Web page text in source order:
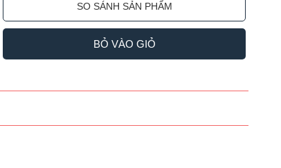
SO SÁNH SẢN PHẨM
BỎ VÀO GIỎ